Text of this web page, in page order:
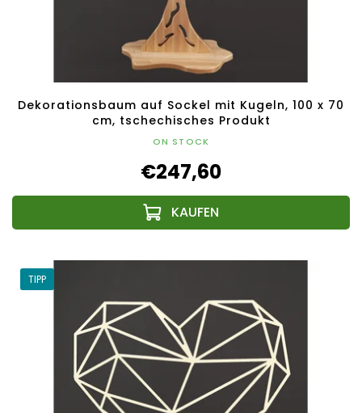
Dekorationsbaum auf Sockel mit Kugeln, 100 x 70
cm, tschechisches Produkt
ON STOCK
€247,60
TIPP